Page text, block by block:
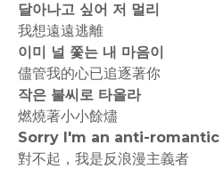
달아나고 싶어 저 멀리
我想遠遠逃離
이미 널 쫓는 내 마음이
儘管我的心已追逐著你
작은 불씨로 타올라
燃燒著小小餘燼
Sorry I'm an anti-romantic
對不起，我是反浪漫主義者